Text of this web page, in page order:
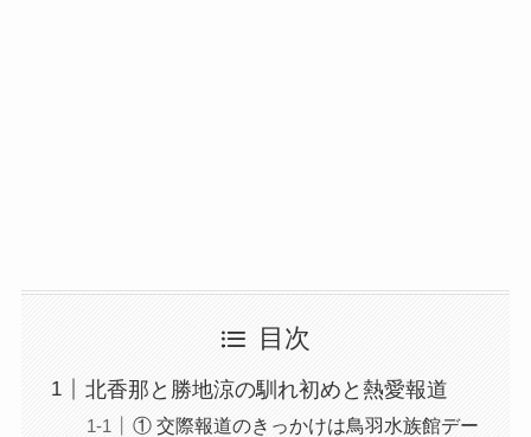
目次
北香那と勝地涼の馴れ初めと熱愛報道
① 交際報道のきっかけは鳥羽水族館デー